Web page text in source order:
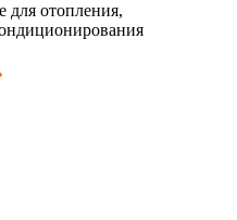
отопления,